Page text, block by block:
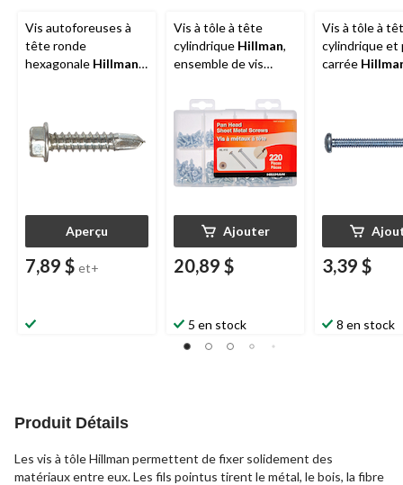
Vis autoforeuses à
tête ronde
hexagonale Hillman,
Aperçu
7,89 $ et+
Vis à tôle à tête
cylindrique Hillman,
ensemble de vis
220
Ajouter
20,89 $
5 en stock
Vis à tôle à
cylindrique et
carrée
3,39 $
8 en stock
Produit Détails
Les vis à tôle Hillman permettent de fixer solidement des
matériaux entre eux. Les fils pointus tirent le métal, le bois, la fibre